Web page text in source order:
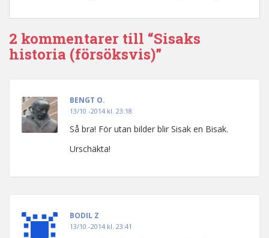
2 kommentarer till “Sisaks
historia (försöksvis)”
BENGT O.
13/10 -2014 kl. 23:18
Så bra! För utan bilder blir Sisak en Bisak.
Urschäkta!
BODIL Z
13/10 -2014 kl. 23:41